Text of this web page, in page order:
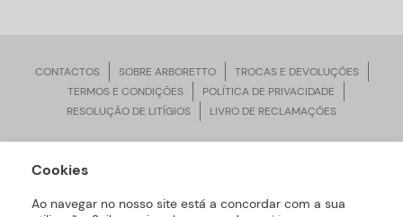
CONTACTOS SOBRE ARBORETTO
TROCAS E DEVOLUÇÕES
TERMOS E CONDIÇÕES
POLÍTICA DE PRIVACIDADE
RESOLUÇÃO DE LITÍGIOS
LIVRO DE RECLAMAÇÕES
ARBORETTO © Todos os Direitos Reservados | Desenvolvido por
Cookies
Ao navegar no nosso site está a concordar com a sua